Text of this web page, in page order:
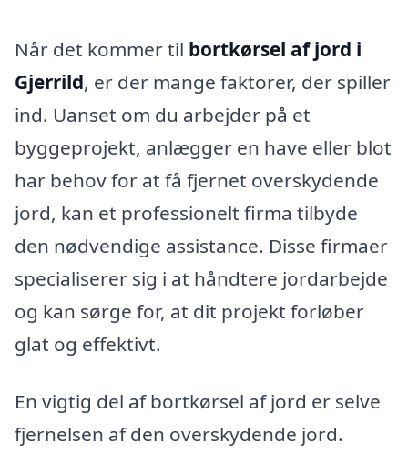
Når det kommer til bortkørsel af jord i
Gjerrild, er der mange faktorer, der spiller
ind. Uanset om du arbejder på et
byggeprojekt, anlægger en have eller blot
har behov for at få fjernet overskydende
jord, kan et professionelt firma tilbyde
den nødvendige assistance. Disse firmaer
specialiserer sig i at håndtere jordarbejde
og kan sørge for, at dit projekt forløber
glat og effektivt.
En vigtig del af bortkørsel af jord er selve
fjernelsen af den overskydende jord.